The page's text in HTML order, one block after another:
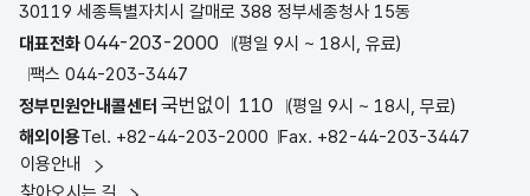
30119 세종특별자치시 갈매로 388 정부세종청사 15동
대표전화044-203-2000
(평일 9시 ~ 18시, 유료)
팩스 044-203-3447
정부민원안내콜센터 국번없이 110
(평일 9시 ~ 18시, 무료)
해외이용Tel. +82-44-203-2000 Fax. +82-44-203-3447
이용안내